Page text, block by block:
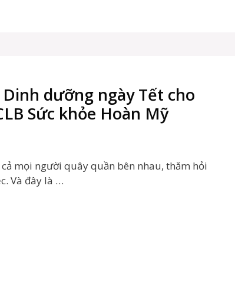
dưỡng ngày Tết cho
Sức khỏe Hoàn Mỹ
mọi người quây quần bên nhau, thăm hỏi
Và đây là …